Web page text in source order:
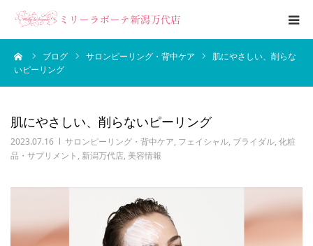
ブログ サロンピーリング・背中ケア
肌にやさしい、削らな
いピーリング
肌にやさしい、削らないピーリング
2023.07.16 サロンピーリング・背中ケア, フェイシャル, ブライダル, 化粧
品・サプリメント , 新潟万代店, 美容情報
エステメニュー
ブログ